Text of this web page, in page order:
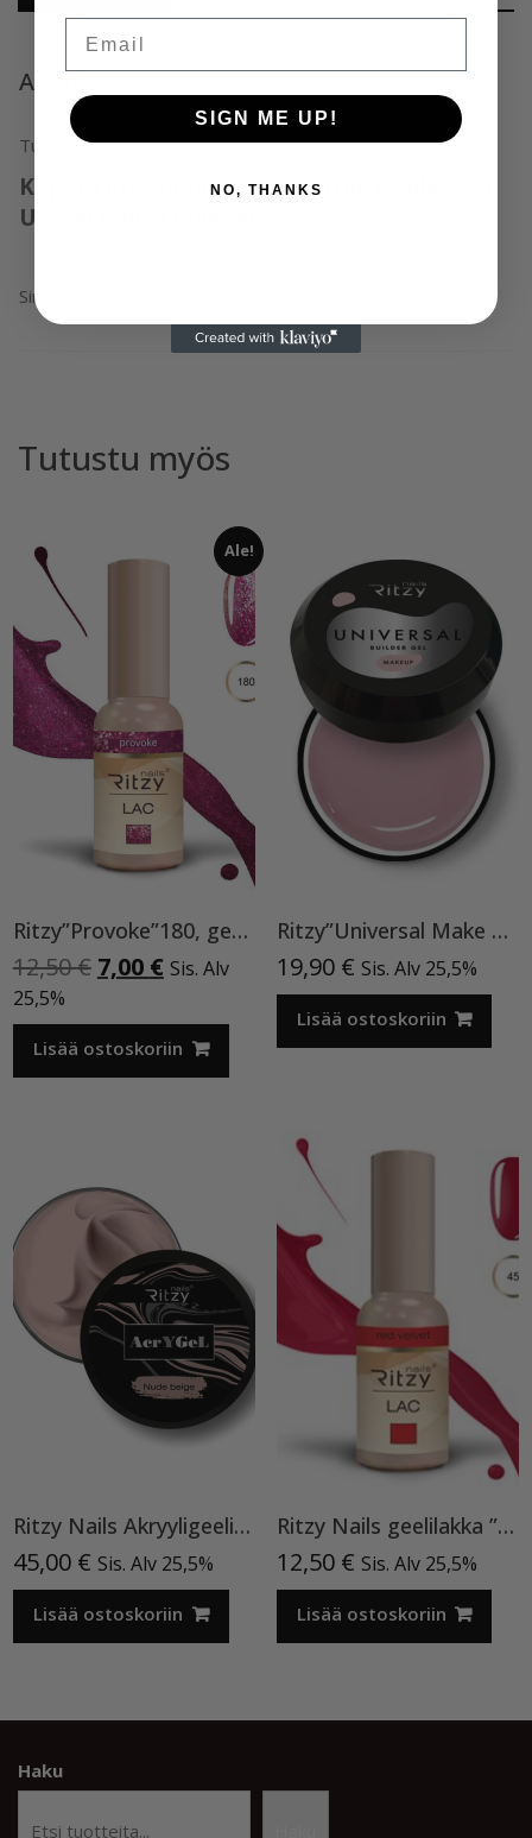
Arviot
Tuotearvioita ei vielä ole.
Kirjoita ensimmäinen arvio tuotteelle “781
UV Gel Polish Makear”
Sinun on kun haluat kirjoittaa arvioinnin.
Tutustu myös
Ale!
Ritzy”Provoke”180, geelilakka
12,50€ Alkuperäinen
oli:
12,50 €.
7,00 €Nykyinen
on:
7,00 €.
Sis. Alv
25,5%
Lisää ostoskoriin
Ritzy”Universal Make Up”15ml, rakennegeeli TPO vapaa
19,90 € Sis. Alv 25,5%
Lisää ostoskoriin
Ritzy Nails Akryyligeeli “Nude Beige”,56ml TPO vapaa
45,00 € Sis. Alv 25,5%
Lisää ostoskoriin
Ritzy Nails geelilakka ”Red Velvet” 45 TPO vapaa, 9 ml
12,50 € Sis. Alv 25,5%
Lisää ostoskoriin
Haku
SIGN ME UP!
NO, THANKS